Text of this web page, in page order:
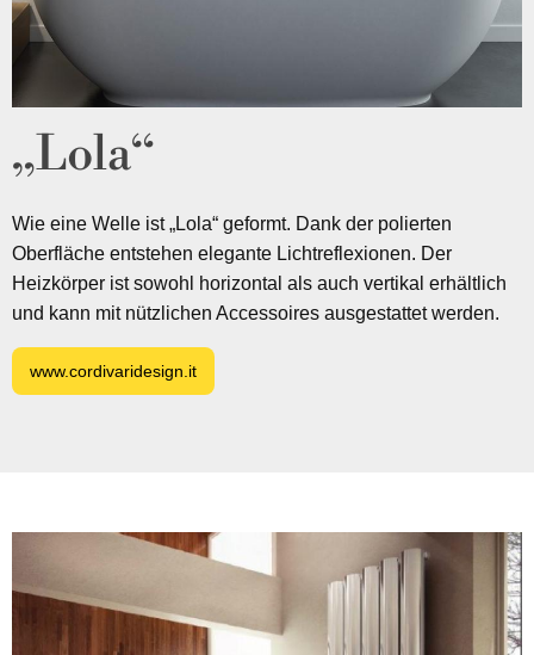
„Lola“
Wie eine Welle ist „Lola“ geformt. Dank der polierten
Oberfläche entstehen elegante Lichtreflexionen. Der
Heizkörper ist sowohl horizontal als auch vertikal erhältlich
und kann mit nützlichen Accessoires ausgestattet werden.‎
www.cordivaridesign.it